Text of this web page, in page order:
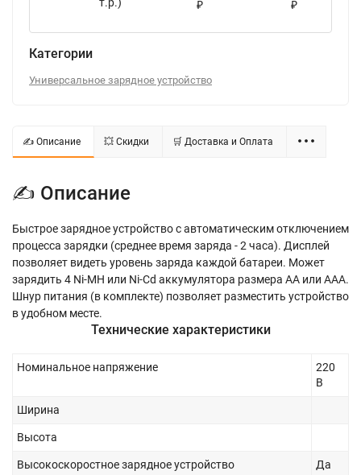
т.р.)
₽ ₽
Категории
Универсальное зарядное устройство
✍ Описание 💥 Скидки 🛒 Доставка и Оплата
✍ Описание
Быстрое зарядное устройство с автоматическим отключением
процесса зарядки (среднее время заряда - 2 часа). Дисплей
позволяет видеть уровень заряда каждой батареи. Может
зарядить 4 Ni-MH или Ni-Cd аккумулятора размера АА или ААА.
Шнур питания (в комплекте) позволяет разместить устройство
в удобном месте.
Технические характеристики
Номинальное напряжение
220
В
Ширина
Высота
Высокоскоростное зарядное устройство Да